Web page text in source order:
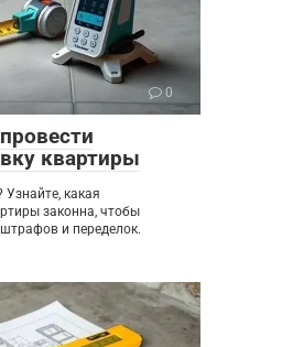
0
квартиры
Узнайте, какая
законна, чтобы
и переделок.